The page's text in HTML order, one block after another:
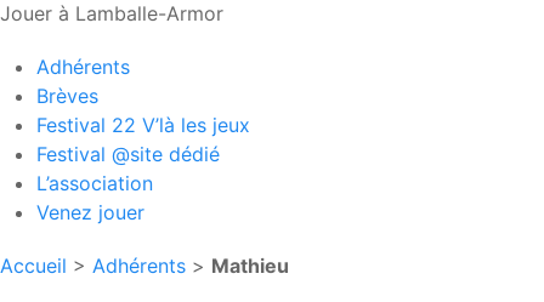
Jouer à Lamballe-Armor
Adhérents
Brèves
Festival 22 V’là les jeux
Festival @site dédié
L’association
Venez jouer
Accueil > Adhérents > Mathieu